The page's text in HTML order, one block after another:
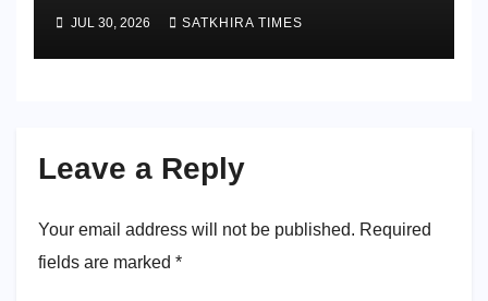
JUL 30, 2026 SATKHIRA TIMES
Leave a Reply
Your email address will not be published. Required
fields are marked *